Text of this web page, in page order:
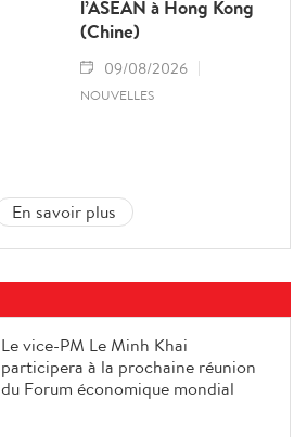
l’ASEAN à Hong Kong
(Chine)
09/08/2026
NOUVELLES
En savoir plus
Le vice-PM Le Minh Khai
participera à la prochaine réunion
du Forum économique mondial